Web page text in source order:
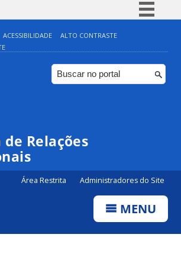
Simplifique!
Comunica BR
Participe
ACESSIBILIDADE
ALTO CONTRASTE
Relações
Área Restrita Administradores do Site
MENU